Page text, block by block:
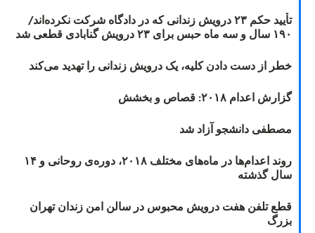
تأیید حکم ۲۳ درویش زندانی که در دادگاه شرکت نکرده‌اند/
۱۹۰ سال و سه ماه حبس برای ۲۳ درویش گنابادی قطعی شد
خطر از دست دادن کلیه، یک درویش زندانی را تهدید می‌کند
گزارش اعدام ۲۰۱۸: قصاص و بخشش
مصطفی دانشجو آزاد شد
روند اعدام‌ها در ماه‌های مختلف ۲۰۱۸، دوره‌ی روحانی و ۱۴
سال گذشته
قطع تلفن هفت درویش محبوس در سالن امن زندان تهران
بزرگ